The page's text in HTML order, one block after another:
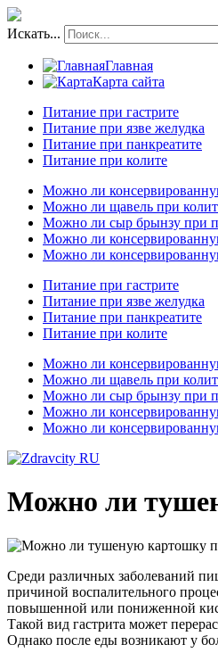
Искать...
Главная
Карта сайта
Питание при гастрите
Питание при язве желудка
Питание при панкреатите
Питание при колите
Можно ли
Можно ли щавель при
Можно ли сыр брынзу при
Можно ли
Можно ли
Питание при гастрите
Питание при язве желудка
Питание при панкреатите
Питание при колите
Можно ли
Можно ли щавель при
Можно ли сыр брынзу при
Можно ли
Можно ли
Можно ли
Среди различных заболеваний
причиной воспалительного
повышенной или пониженной
Такой вид гастрита может
Однако после еды возникают у